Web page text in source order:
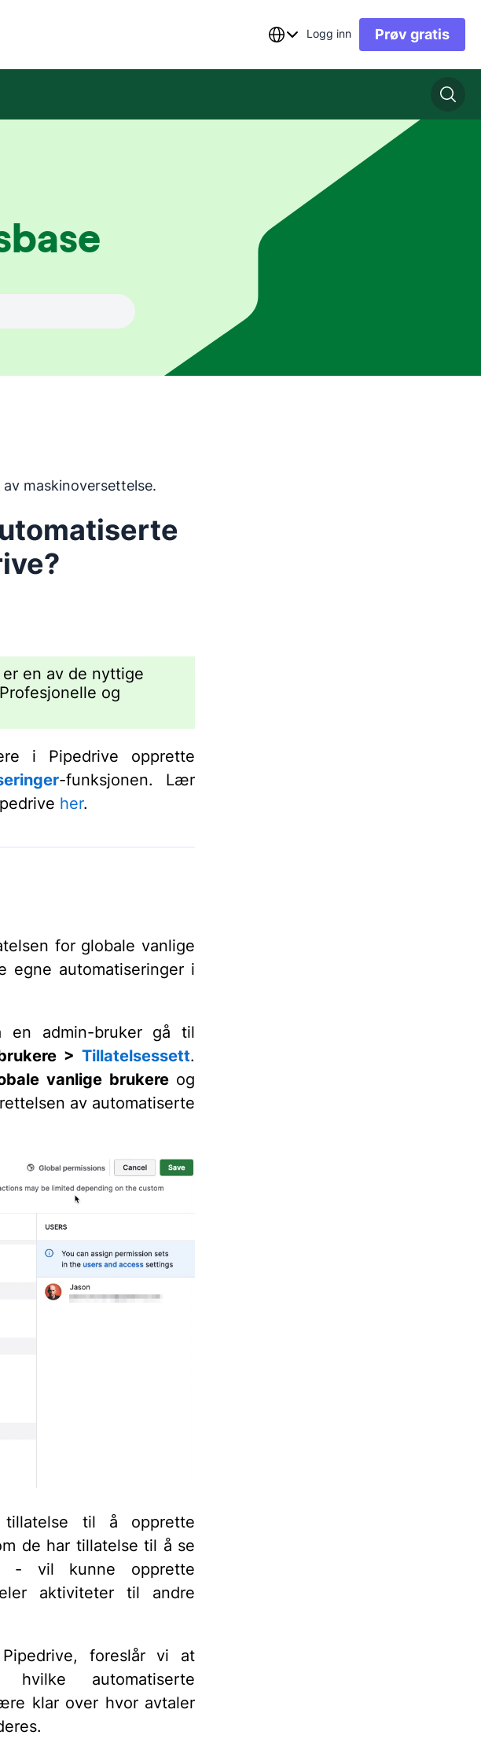
Logg inn Prøv gratis
et maskinoversettelsesverktøy og er ikke korrekturlest av et menneske.
maskinoversettelse.
en av de nyttige
og
i Pipedrive opprette
-funksjonen. Lær
her.
for globale vanlige
egne automatiseringer i
en admin-bruker gå til
>Tillatelsessett.
vanlige brukere og
av automatiserte
til å opprette
de har tillatelse til å se
- vil kunne opprette
aktiviteter til andre
foreslår vi at
hvilke automatiserte
klar over hvor avtaler